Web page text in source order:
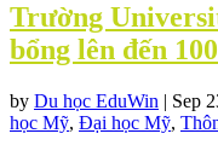
Trường
bổng lên đến
by Du học EduWin | Sep
học Mỹ, Đại học Mỹ,